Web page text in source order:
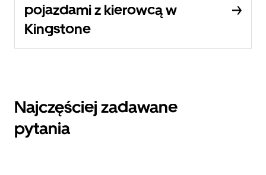
pojazdami z kierowcą w
Kingstone
Najczęściej zadawane
pytania